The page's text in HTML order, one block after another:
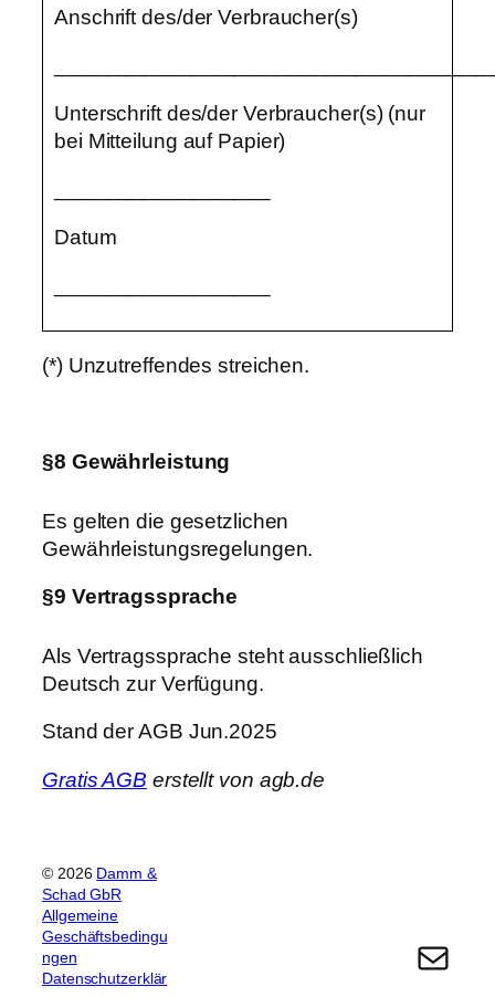
Anschrift des/der Verbraucher(s)
Unterschrift des/der Verbraucher(s) (nur
bei Mitteilung auf Papier)
Datum
(*) Unzutreffendes streichen.
§8 Gewährleistung
Es gelten die gesetzlichen
Gewährleistungsregelungen.
§9 Vertragssprache
Als Vertragssprache steht ausschließlich
Deutsch zur Verfügung.
Stand der AGB Jun.2025
Gratis AGB erstellt von agb.de
© 2026 Damm &
Schad GbR
Allgemeine
Geschäftsbedingu
ngen
Datenschutzerklär
E-Mail